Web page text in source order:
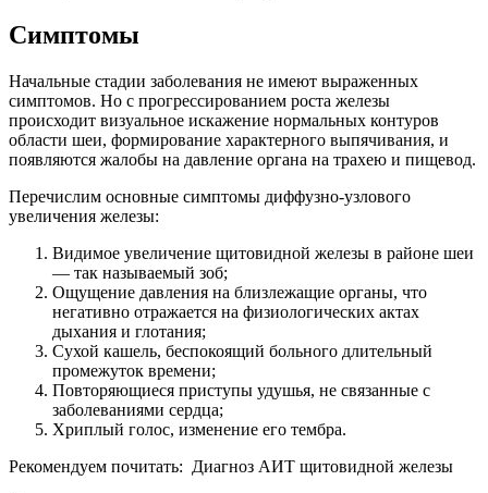
Симптомы
Начальные стадии заболевания не имеют выраженных
симптомов. Но с прогрессированием роста железы
происходит визуальное искажение нормальных контуров
области шеи, формирование характерного выпячивания, и
появляются жалобы на давление органа на трахею и пищевод.
Перечислим основные симптомы диффузно-узлового
увеличения железы:
Видимое увеличение щитовидной железы в районе шеи
— так называемый зоб;
Ощущение давления на близлежащие органы, что
негативно отражается на физиологических актах
дыхания и глотания;
Сухой кашель, беспокоящий больного длительный
промежуток времени;
Повторяющиеся приступы удушья, не связанные с
заболеваниями сердца;
Хриплый голос, изменение его тембра.
Рекомендуем почитать: Диагноз АИТ щитовидной железы